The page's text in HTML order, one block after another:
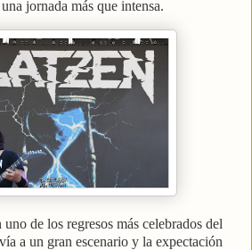
jornada más que intensa.
de los regresos más celebrados del
a un gran escenario y la expectación